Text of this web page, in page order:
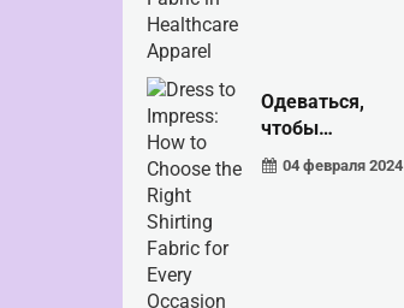
Одеваться,
чтобы
произвести
впечатление:
04 февраля 2024